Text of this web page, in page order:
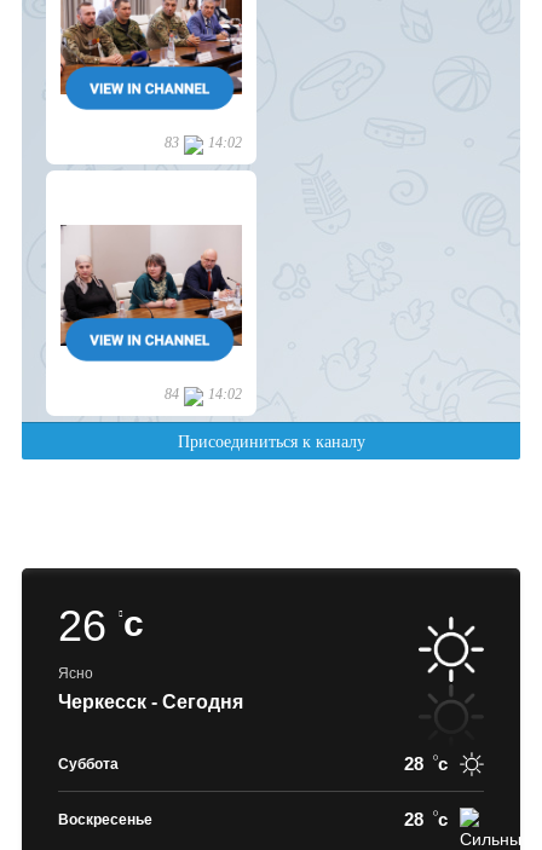
26 c
Ясно
Черкесск - Сегодня
Суббота 28 c
Воскресенье 28 c